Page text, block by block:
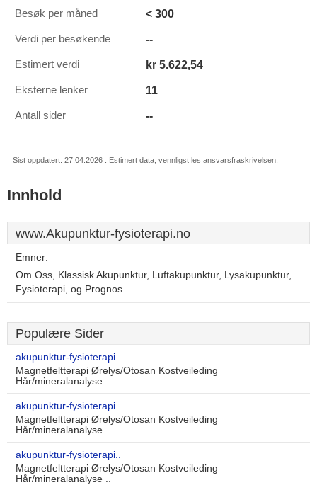
Besøk per måned < 300
Verdi per besøkende --
Estimert verdi kr 5.622,54
Eksterne lenker 11
Antall sider --
Sist oppdatert: 27.04.2026 . Estimert data, vennligst les ansvarsfraskrivelsen.
Innhold
www.Akupunktur-fysioterapi.no
Emner:
Om Oss, Klassisk Akupunktur, Luftakupunktur, Lysakupunktur,
Fysioterapi, og Prognos.
Populære Sider
akupunktur-fysioterapi..
Magnetfeltterapi Ørelys/Otosan Kostveileding
Hår/mineralanalyse ..
akupunktur-fysioterapi..
Magnetfeltterapi Ørelys/Otosan Kostveileding
Hår/mineralanalyse ..
akupunktur-fysioterapi..
Magnetfeltterapi Ørelys/Otosan Kostveileding
Hår/mineralanalyse ..